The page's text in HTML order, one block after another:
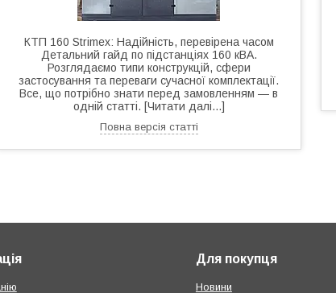
КТП 160 Strimex: Надійність, перевірена часом
Детальний гайд по підстанціях 160 кВА.
Розглядаємо типи конструкцій, сфери
застосування та переваги сучасної комплектації.
Все, що потрібно знати перед замовленням — в
одній статті. [Читати далі...]
Повна версія статті
Для покупця
Новини